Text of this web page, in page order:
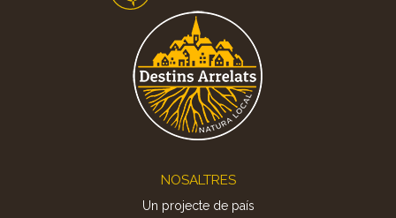
NOSALTRES
Un projecte de país